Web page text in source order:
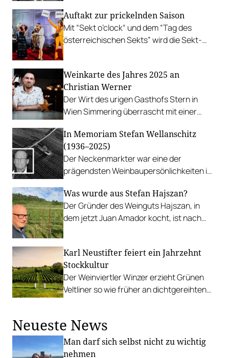
Auftakt zur prickelnden Saison
Mit “Sekt o’clock“ und dem “Tag des
österreichischen Sekts” wird die Sekt-
Weinkarte des Jahres 2025 an
Christian Werner
Der Wirt des urigen Gasthofs Stern in
Wien Simmering überrascht mit einer
In Memoriam Stefan Wellanschitz
(1936–2025)
Der Neckenmarkter war eine der
prägendsten Weinbaupersönlichkeiten im
Was wurde aus Stefan Hajszan?
Der Gründer des Weinguts Hajszan, in
dem jetzt Juan Amador kocht, ist nach
Karl Neustifter feiert ein Jahrzehnt
Stockkultur
Der Weinviertler Winzer erzieht Grünen
Veltliner so wie früher an dichtgereihten
Neueste News
Man darf sich selbst nicht zu wichtig
nehmen